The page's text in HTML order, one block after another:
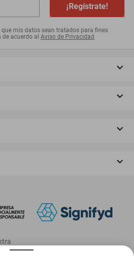
¡Regístrate!
mis datos sean tratados para fines
acuerdo al Aviso de Privacidad